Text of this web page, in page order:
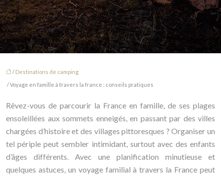
/ Destinations de camping
/ Voyage en famille à travers la france : conseils pratiques
Rêvez-vous de parcourir la France en famille, de ses plages
ensoleillées aux sommets enneigés, en passant par des villes
chargées d’histoire et des villages pittoresques ? Organiser un
tel périple peut sembler intimidant, surtout avec des enfants
d’âges différents. Avec une planification minutieuse et
quelques astuces, un voyage familial à travers la France peut